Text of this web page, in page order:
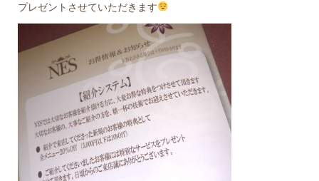
プレゼントさせていただきます